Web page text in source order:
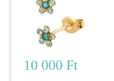
10 000 Ft